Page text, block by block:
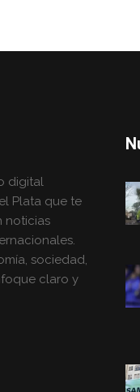
digital
Plata que te
noticias
sociedad,
claro y